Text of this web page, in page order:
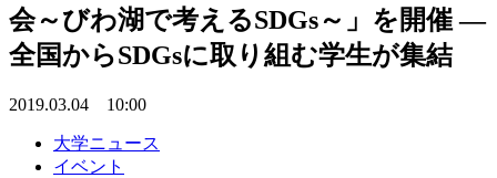
会～びわ湖で考えるSDGs～」を開催 —
全国からSDGsに取り組む学生が集結
2019.03.04 10:00
大学ニュース
イベント